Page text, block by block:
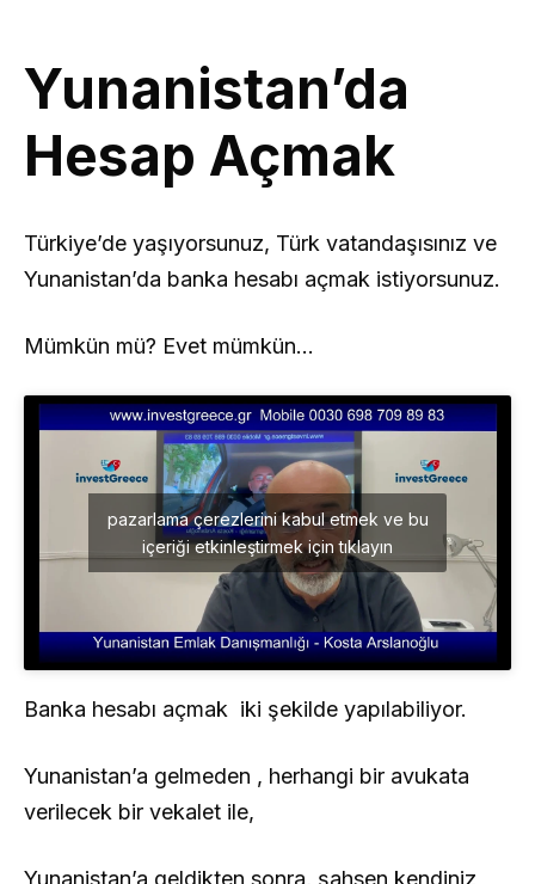
Yunanistan’da
Hesap Açmak
Türkiye’de yaşıyorsunuz, Türk vatandaşısınız ve
Yunanistan’da banka hesabı açmak istiyorsunuz.
Mümkün mü? Evet mümkün…
pazarlama çerezlerini kabul etmek ve bu
içeriği etkinleştirmek için tıklayın
Banka hesabı açmak iki şekilde yapılabiliyor.
Yunanistan’a gelmeden , herhangi bir avukata
verilecek bir vekalet ile,
Yunanistan’a geldikten sonra, şahsen kendiniz